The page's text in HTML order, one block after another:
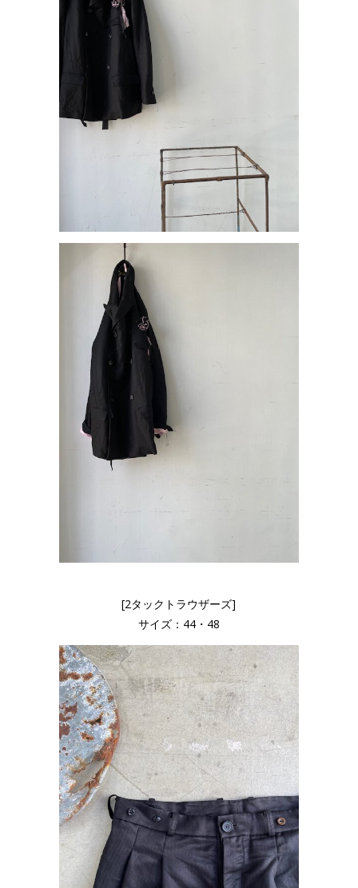
[2タックトラウザーズ]
サイズ：44・48